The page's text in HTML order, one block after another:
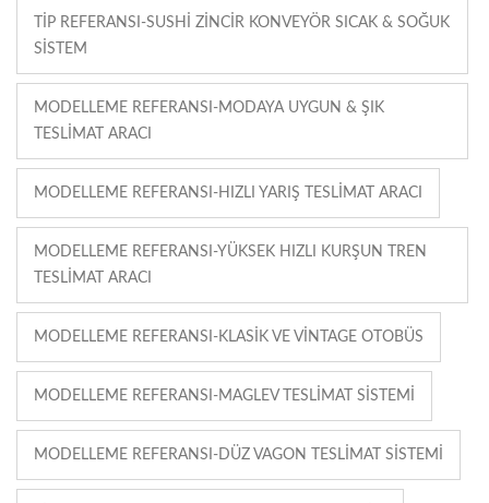
TIP REFERANSI-SUSHI ZINCIR KONVEYÖR SICAK & SOĞUK
SISTEM
MODELLEME REFERANSI-MODAYA UYGUN & ŞIK
TESLIMAT ARACI
MODELLEME REFERANSI-HIZLI YARIŞ TESLIMAT ARACI
MODELLEME REFERANSI-YÜKSEK HIZLI KURŞUN TREN
TESLIMAT ARACI
MODELLEME REFERANSI-KLASIK VE VINTAGE OTOBÜS
MODELLEME REFERANSI-MAGLEV TESLIMAT SISTEMI
MODELLEME REFERANSI-DÜZ VAGON TESLIMAT SISTEMI